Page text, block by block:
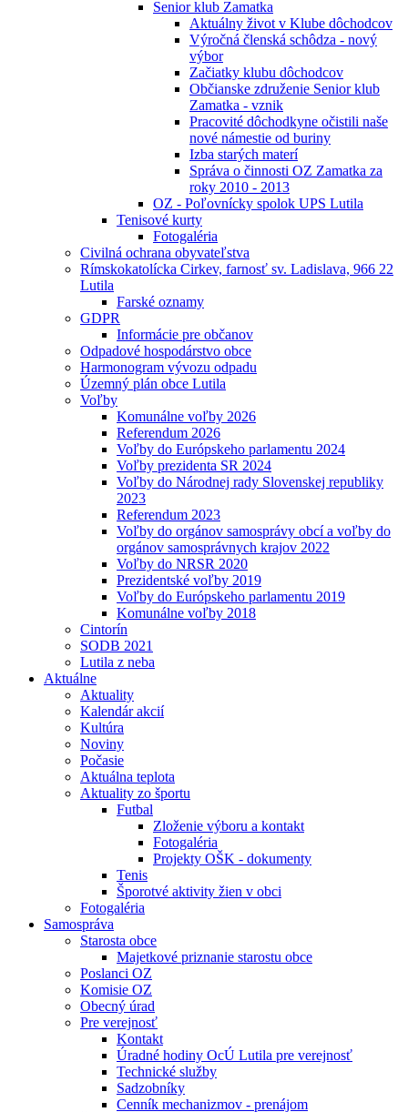
Senior klub Zamatka
Aktuálny život v Klube dôchodcov
Výročná členská schôdza - nový
výbor
Začiatky klubu dôchodcov
Občianske združenie Senior klub
Zamatka - vznik
Pracovité dôchodkyne očistili naše
nové námestie od buriny
Izba starých materí
Správa o činnosti OZ Zamatka za
roky 2010 - 2013
OZ - Poľovnícky spolok UPS Lutila
Tenisové kurty
Fotogaléria
Civilná ochrana obyvateľstva
Rímskokatolícka Cirkev, farnosť sv. Ladislava, 966 22
Lutila
Farské oznamy
GDPR
Informácie pre občanov
Odpadové hospodárstvo obce
Harmonogram vývozu odpadu
Územný plán obce Lutila
Voľby
Komunálne voľby 2026
Referendum 2026
Voľby do Európskeho parlamentu 2024
Voľby prezidenta SR 2024
Voľby do Národnej rady Slovenskej republiky
2023
Referendum 2023
Voľby do orgánov samosprávy obcí a voľby do
orgánov samosprávnych krajov 2022
Voľby do NRSR 2020
Prezidentské voľby 2019
Voľby do Európskeho parlamentu 2019
Komunálne voľby 2018
Cintorín
SODB 2021
Lutila z neba
Aktuálne
Aktuality
Kalendár akcií
Kultúra
Noviny
Počasie
Aktuálna teplota
Aktuality zo športu
Futbal
Zloženie výboru a kontakt
Fotogaléria
Projekty OŠK - dokumenty
Tenis
Šporotvé aktivity žien v obci
Fotogaléria
Samospráva
Starosta obce
Majetkové priznanie starostu obce
Poslanci OZ
Komisie OZ
Obecný úrad
Pre verejnosť
Kontakt
Úradné hodiny OcÚ Lutila pre verejnosť
Technické služby
Sadzobníky
Cenník mechanizmov - prenájom